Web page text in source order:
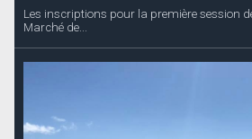
Les inscriptions pour la première session
Marché de...